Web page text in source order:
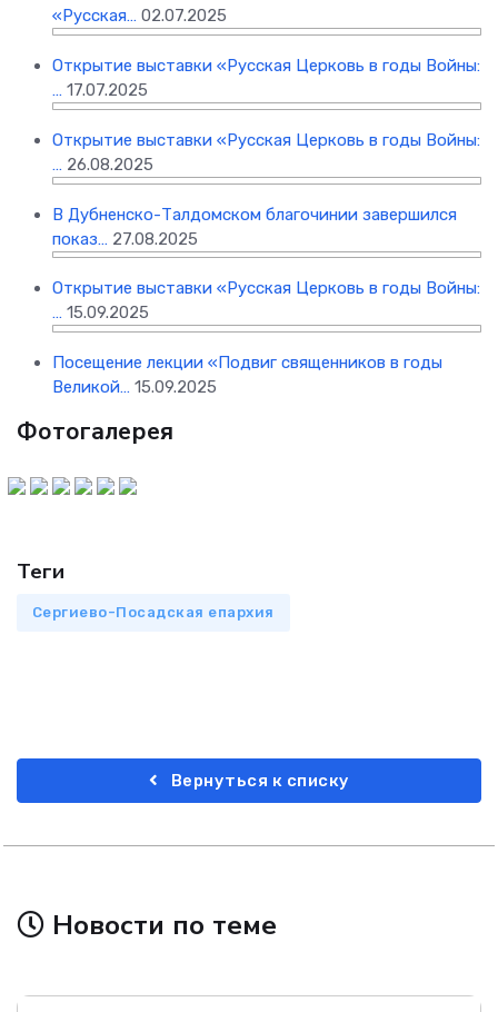
«Русская… 02.07.2025
Открытие выставки «Русская Церковь в годы Войны:
… 17.07.2025
Открытие выставки «Русская Церковь в годы Войны:
… 26.08.2025
В Дубненско-Талдомском благочинии завершился
показ… 27.08.2025
Открытие выставки «Русская Церковь в годы Войны:
… 15.09.2025
Посещение лекции «Подвиг священников в годы
Великой… 15.09.2025
Фотогалерея
Теги
Сергиево-Посадская епархия
Вернуться к списку
Новости по теме